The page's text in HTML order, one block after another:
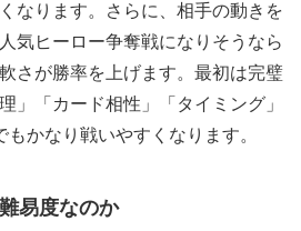
なります。さらに、相手の動きを
気ヒーロー争奪戦になりそうなら
さが勝率を上げます。最初は完璧
」「カード相性」「タイミング」
かなり戦いやすくなります。
易度なのか